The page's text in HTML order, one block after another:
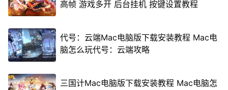
高帧 游戏多开 后台挂机 按键设置教程
代号：云端Mac电脑版下载安装教程 Mac电
脑怎么玩代号：云端攻略
三国计Mac电脑版下载安装教程 Mac电脑怎